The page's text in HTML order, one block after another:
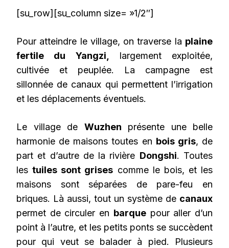
[su_row][su_column size= »1/2″]
Pour atteindre le village, on traverse la plaine
fertile du Yangzi, largement exploitée,
cultivée et peuplée. La campagne est
sillonnée de canaux qui permettent l’irrigation
et les déplacements éventuels.
Le village de Wuzhen présente une belle
harmonie de maisons toutes en bois gris, de
part et d’autre de la rivière Dongshi. Toutes
lestuiles sont grises comme le bois, et les
maisons sont séparées de pare-feu en
briques. Là aussi, tout un système de canaux
permet de circuler en barquepour aller d’un
point à l’autre, et les petits ponts se succèdent
pour qui veut se balader à pied. Plusieurs